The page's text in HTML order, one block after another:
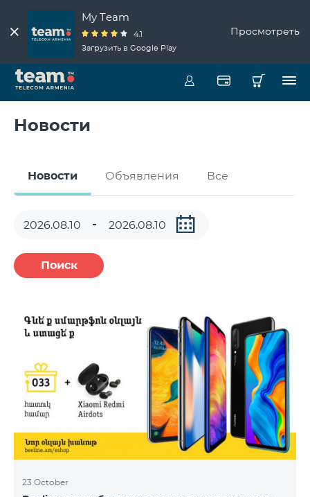
My Team
4.1
Загрузить в Google Play
Просмотреть
Новости
Новости Объявления Все
Поиск
23 October